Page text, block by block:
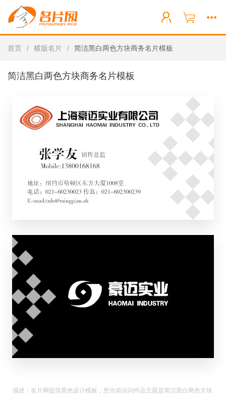
首页 / 横版名片 / 简洁黑白两色方块商务名片模板
简洁黑白两色方块商务名片模板
描述：名片网提供黑色设计模板，您当前访问作品主题是简洁黑白两色方块